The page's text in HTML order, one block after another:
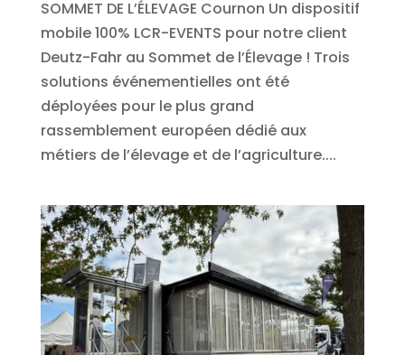
SOMMET DE L’ÉLEVAGE Cournon Un dispositif
mobile 100% LCR-EVENTS pour notre client
Deutz-Fahr au Sommet de l’Élevage ! Trois
solutions événementielles ont été
déployées pour le plus grand
rassemblement européen dédié aux
métiers de l’élevage et de l’agriculture....